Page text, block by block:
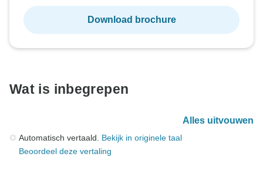
Download brochure
Wat is inbegrepen
Alles uitvouwen
Automatisch vertaald. Bekijk in originele taal
Beoordeel deze vertaling